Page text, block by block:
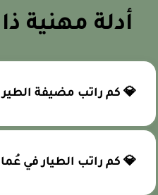
أدلة مهنية
💎 كم راتب مضيفة
💎 كم راتب الطيار في